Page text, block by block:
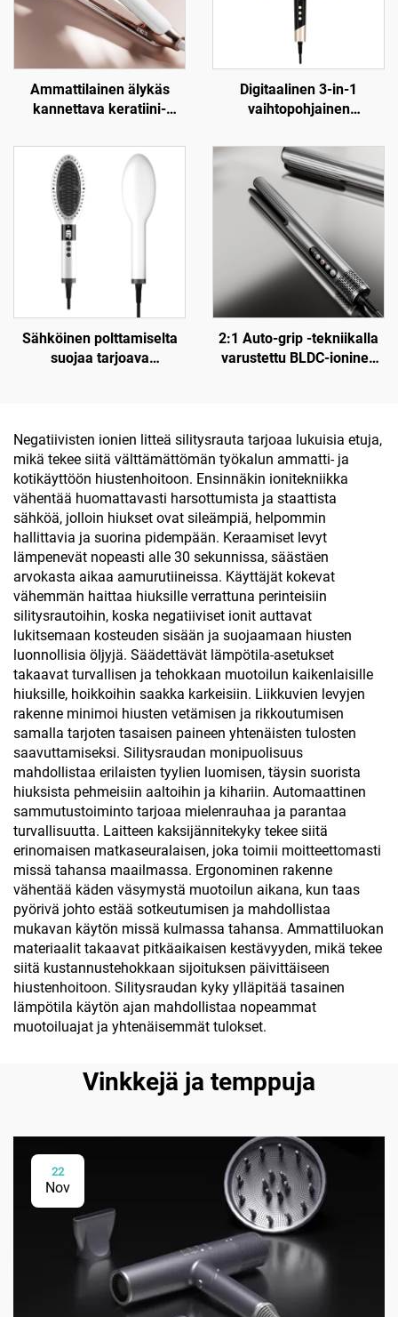
Ammattilainen älykäs
kannettava keratiini-
Digitaalinen 3-in-1
vaihtopohjainen
kiinnikkeellä
Sähköinen polttamiselta
suojaa tarjoava
2:1 Auto-grip -tekniikalla
varustettu BLDC-ioninen
Negatiivisten ionien litteä silitysrauta tarjoaa lukuisia etuja,
mikä tekee siitä välttämättömän työkalun ammatti- ja
kotikäyttöön hiustenhoitoon. Ensinnäkin ionitekniikka
vähentää huomattavasti harsottumista ja staattista
sähköä, jolloin hiukset ovat sileämpiä, helpommin
hallittavia ja suorina pidempään. Keraamiset levyt
lämpenevät nopeasti alle 30 sekunnissa, säästäen
arvokasta aikaa aamurutiineissa. Käyttäjät kokevat
vähemmän haittaa hiuksille verrattuna perinteisiin
silitysrautoihin, koska negatiiviset ionit auttavat
lukitsemaan kosteuden sisään ja suojaamaan hiusten
luonnollisia öljyjä. Säädettävät lämpötila-asetukset
takaavat turvallisen ja tehokkaan muotoilun kaikenlaisille
hiuksille, hoikkoihin saakka karkeisiin. Liikkuvien levyjen
rakenne minimoi hiusten vetämisen ja rikkoutumisen
samalla tarjoten tasaisen paineen yhtenäisten tulosten
saavuttamiseksi. Silitysraudan monipuolisuus
mahdollistaa erilaisten tyylien luomisen, täysin suorista
hiuksista pehmeisiin aaltoihin ja kihariin. Automaattinen
sammutustoiminto tarjoaa mielenrauhaa ja parantaa
turvallisuutta. Laitteen kaksijännitekyky tekee siitä
erinomaisen matkaseuralaisen, joka toimii moitteettomasti
missä tahansa maailmassa. Ergonominen rakenne
vähentää käden väsymystä muotoilun aikana, kun taas
pyörivä johto estää sotkeutumisen ja mahdollistaa
mukavan käytön missä kulmassa tahansa. Ammattiluokan
materiaalit takaavat pitkäaikaisen kestävyyden, mikä tekee
siitä kustannustehokkaan sijoituksen päivittäiseen
hiustenhoitoon. Silitysraudan kyky ylläpitää tasainen
lämpötila käytön ajan mahdollistaa nopeammat
muotoiluajat ja yhtenäisemmät tulokset.
Vinkkejä ja temppuja
22
Nov